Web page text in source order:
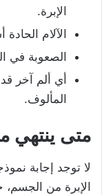
الإبرة.
الآلام
الصعوبة في
أي ألم آخر
المألوف.
متى ينتهي
لا توجد إجابة
الإبرة من